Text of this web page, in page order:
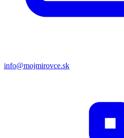
info@mojmirovce.sk